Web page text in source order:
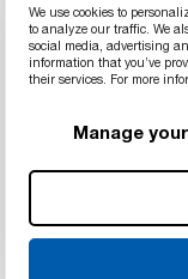
We use cookies to
to analyze our traffic. We
social media, advertising
information that you’ve
their services. For more
Manage
zu mehr
CO₂-
nachhaltigeren
Leichteres
Niedrigere
Bessere